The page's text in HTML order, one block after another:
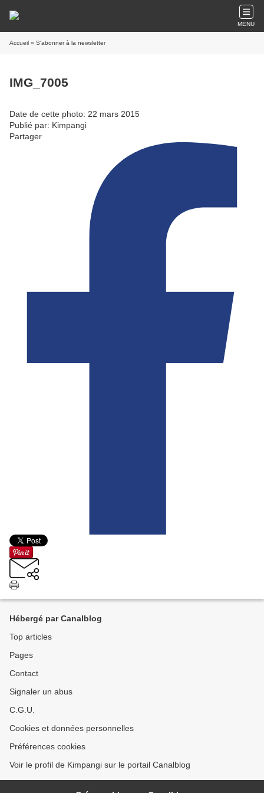
MENU
Accueil » S'abonner à la newsletter
IMG_7005
Date de cette photo: 22 mars 2015
Publié par: Kimpangi
Partager
Hébergé par Canalblog
Top articles
Pages
Contact
Signaler un abus
C.G.U.
Cookies et données personnelles
Préférences cookies
Voir le profil de Kimpangi sur le portail Canalblog